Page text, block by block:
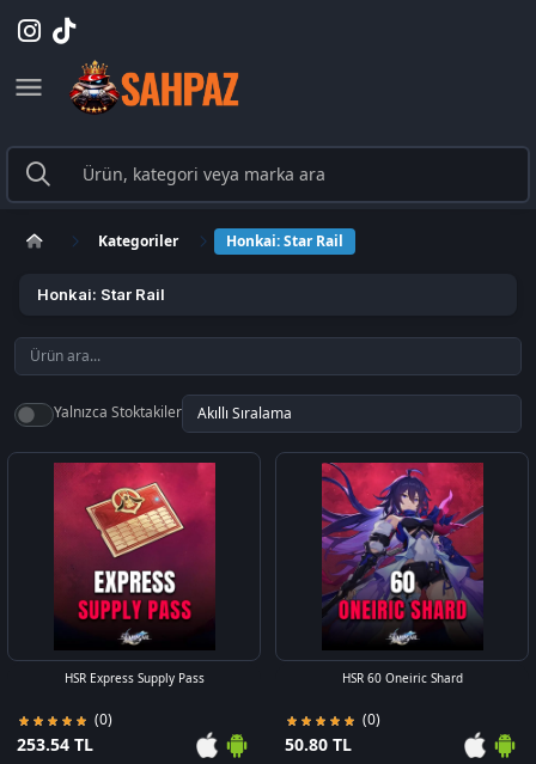
Kategoriler Honkai: Star Rail
Honkai: Star Rail
Yalnızca Stoktakiler
HSR Express Supply Pass
(0)
253.54 TL
HSR 60 Oneiric Shard
(0)
50.80 TL